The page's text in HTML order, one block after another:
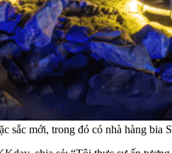
sắc mới, trong đó có nhà hàng